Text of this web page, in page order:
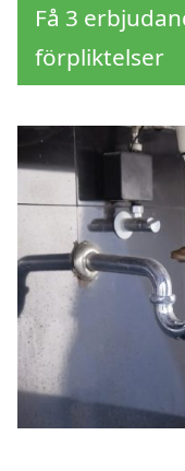
Få 3
förpliktelser